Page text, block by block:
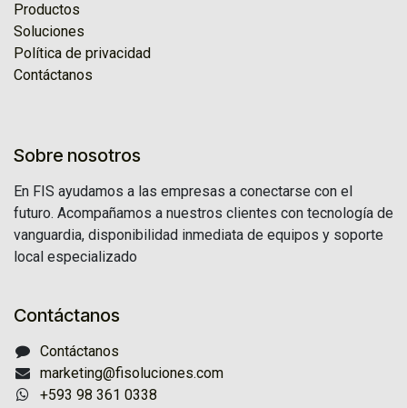
Productos
Soluciones
Política de privacidad
Contáctanos
Sobre nosotros
En FIS ayudamos a las empresas a conectarse con el
futuro. Acompañamos a nuestros clientes con tecnología de
vanguardia, disponibilidad inmediata de equipos y soporte
local especializado
Contáctanos
Contáctanos
marketing@fisoluciones.com
+593 98 361 0338